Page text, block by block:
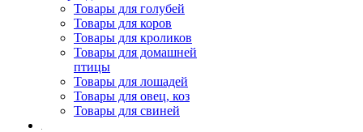
Товары для голубей
Товары для коров
Товары для кроликов
Товары для домашней
птицы
Товары для лошадей
Товары для овец, коз
Товары для свиней